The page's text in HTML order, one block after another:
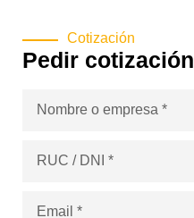
Cotización
Pedir cotización